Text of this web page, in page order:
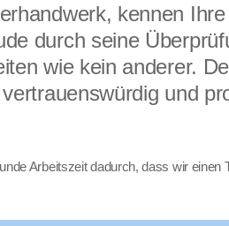
kennen
durch seine
wie kein anderer.
und
Arbeitszeit dadurch, dass wir einen